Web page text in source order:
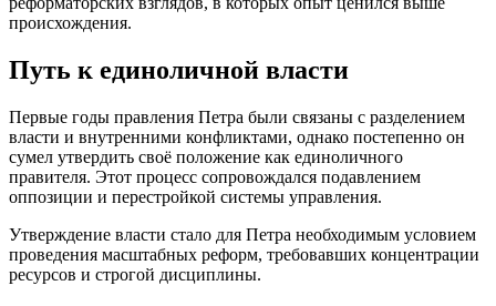
происхождения.
Путь к единоличной власти
Первые годы правления Петра были связаны с разделением
власти и внутренними конфликтами, однако постепенно он
сумел утвердить своё положение как единоличного
правителя. Этот процесс сопровождался подавлением
оппозиции и перестройкой системы управления.
Утверждение власти стало для Петра необходимым условием
проведения масштабных реформ, требовавших концентрации
ресурсов и строгой дисциплины.